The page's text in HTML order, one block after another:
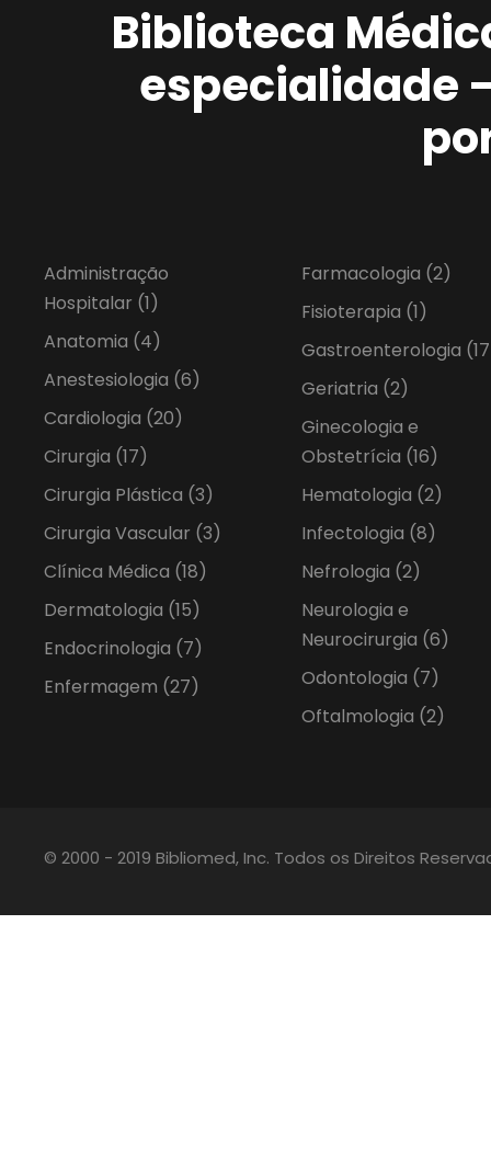
Biblioteca
especialidade
Administração
Hospitalar (1)
Anatomia (4)
Anestesiologia (6)
Cardiologia (20)
Cirurgia (17)
Cirurgia Plástica (3)
Cirurgia Vascular (3)
Clínica Médica (18)
Dermatologia (15)
Endocrinologia (7)
Enfermagem (27)
Farmacologia (2)
Fisioterapia (1)
Gastroenterologia
Geriatria (2)
Ginecologia e
Obstetrícia (16)
Hematologia (2)
Infectologia (8)
Nefrologia (2)
Neurologia e
Neurocirurgia (6)
Odontologia (7)
Oftalmologia (2)
© 2000 - 2019 Bibliomed, Inc. Todos os Direitos